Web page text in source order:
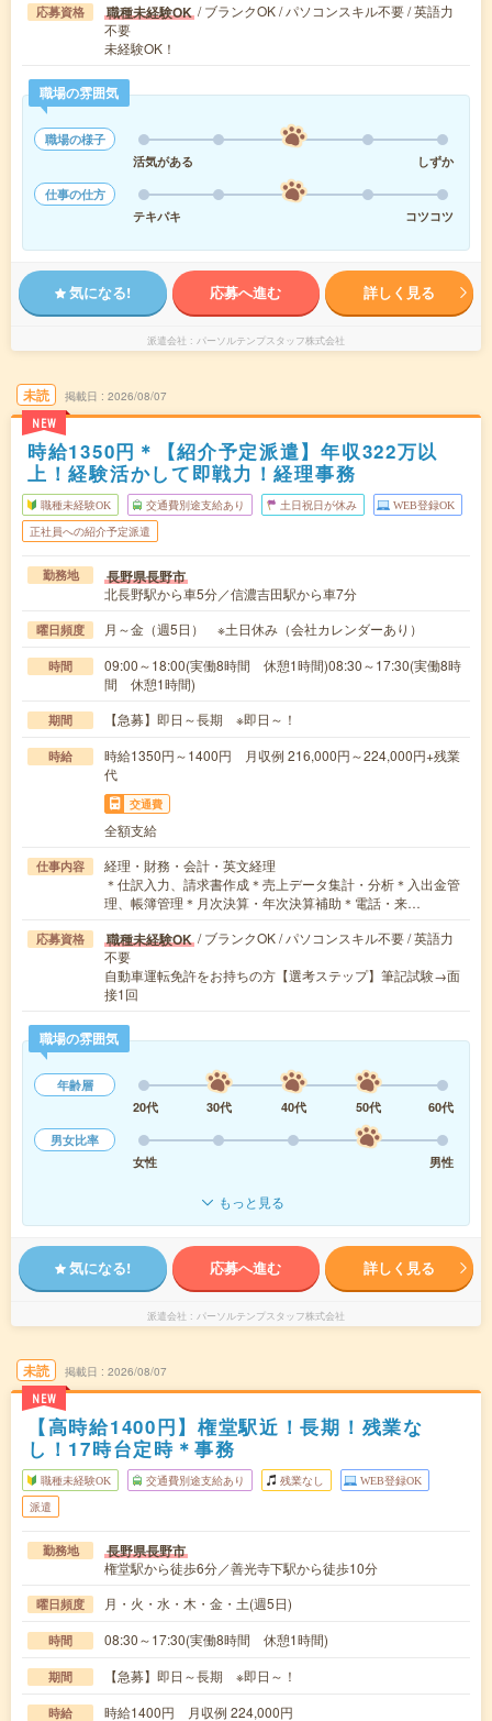
応募資格 職種未経験OK / ブランクOK / パソコンスキル不要 / 英語力
不要
未経験OK！
職場の雰囲気
職場の様子
活気がある
しずか
仕事の仕方
テキパキ
コツコツ
気になる! 応募へ進む 詳しく見る
派遣会社 パーソルテンプスタッフ株式会社
未読
NEW
掲載日 2026/08/07
時給1350円＊【紹介予定派遣】年収322万以
上！経験活かして即戦力！経理事務
職種未経験OK 交通費別途支給あり 土日祝日が休み WEB登録OK
正社員への紹介予定派遣
勤務地 長野県長野市
北長野駅から車5分／信濃吉田駅から車7分
曜日頻度 月～金（週5日） ※土日休み（会社カレンダーあり）
時間
09:00～18:00(実働8時間 休憩1時間)08:30～17:30(実働8時
間 休憩1時間)
期間 【急募】即日～長期 ※即日～！
時給
時給1350円～1400円 月収例 216,000円～224,000円+残業
代
交通費
全額支給
仕事内容
経理・財務・会計・英文経理
＊仕訳入力、請求書作成＊売上データ集計・分析＊入出金管
理、帳簿管理＊月次決算・年次決算補助＊電話・来…
応募資格 職種未経験OK / ブランクOK / パソコンスキル不要 / 英語力
不要
自動車運転免許をお持ちの方【選考ステップ】筆記試験→面
接1回
職場の雰囲気
年齢層
20代
30代 40代 50代
60代
男女比率
女性
男性
もっと見る
気になる! 応募へ進む 詳しく見る
派遣会社 パーソルテンプスタッフ株式会社
未読
NEW
掲載日 2026/08/07
【高時給1400円】権堂駅近！長期！残業な
し！17時台定時＊事務
職種未経験OK 交通費別途支給あり 残業なし WEB登録OK
派遣
勤務地 長野県長野市
権堂駅から徒歩6分／善光寺下駅から徒歩10分
曜日頻度 月・火・水・木・金・土(週5日)
時間 08:30～17:30(実働8時間 休憩1時間)
期間 【急募】即日～長期 ※即日～！
時給 時給1400円 月収例 224,000円